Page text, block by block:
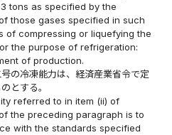
tons as specified by the
those gases specified in such
of compressing or liquefying the
the purpose of refrigeration:
of production.
の冷凍能力は、経済産業省令で定
とする。
referred to in item (ii) of
the preceding paragraph is to
with the standards specified